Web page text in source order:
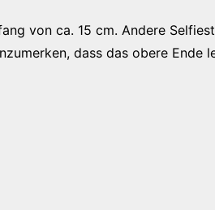
von ca. 15 cm. Andere
dass das obere Ende